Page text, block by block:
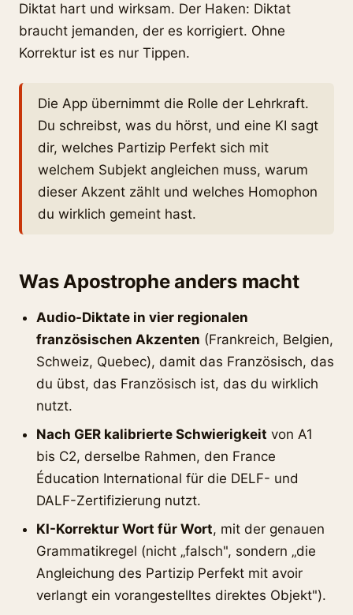
Diktat hart und wirksam. Der Haken: Diktat
braucht jemanden, der es korrigiert. Ohne
Korrektur ist es nur Tippen.
Die App übernimmt die Rolle der Lehrkraft.
Du schreibst, was du hörst, und eine KI sagt
dir, welches Partizip Perfekt sich mit
welchem Subjekt angleichen muss, warum
dieser Akzent zählt und welches Homophon
du wirklich gemeint hast.
Was Apostrophe anders macht
Audio-Diktate in vier regionalen
französischen Akzenten (Frankreich, Belgien,
Schweiz, Quebec), damit das Französisch, das
du übst, das Französisch ist, das du wirklich
nutzt.
Nach GER kalibrierte Schwierigkeit von A1
bis C2, derselbe Rahmen, den France
Éducation International für die DELF- und
DALF-Zertifizierung nutzt.
KI-Korrektur Wort für Wort, mit der genauen
Grammatikregel (nicht „falsch", sondern „die
Angleichung des Partizip Perfekt mit avoir
verlangt ein vorangestelltes direktes Objekt").